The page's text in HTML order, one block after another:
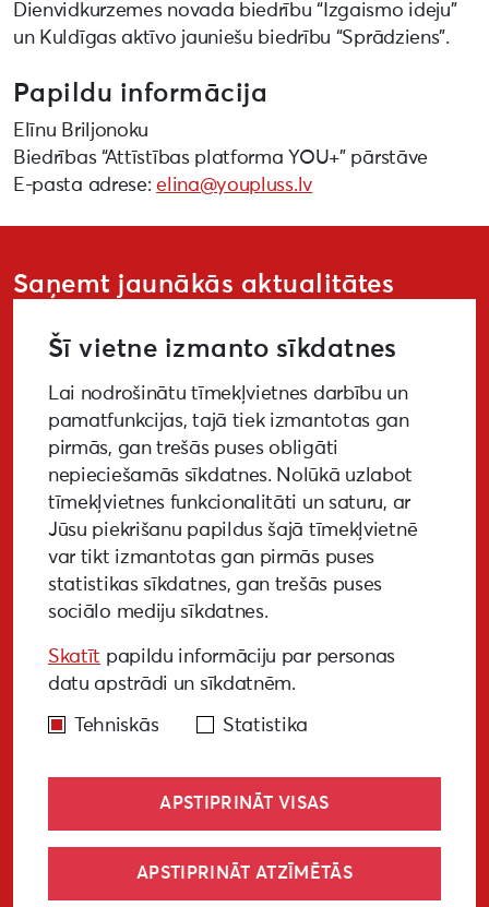
Dienvidkurzemes novada biedrību “Izgaismo ideju”
un Kuldīgas aktīvo jauniešu biedrību “Sprādziens”.
Papildu informācija
Elīnu Briljonoku
Biedrības “Attīstības platforma YOU+” pārstāve
E-pasta adrese:elina@youpluss.lv
Saņemt jaunākās aktualitātes
PIETEIKTIES
GALERIJA MEDIJIEM LKA PĒTĪJUMS
BUJ NOTIKUŠIE PASĀKUMI
PIEKĻŪSTAMĪBAS VADLĪNIJAS
© Liepāja 2027
Sīkdatņu politika
Privātuma politika
Šī vietne izmanto sīkdatnes
Lai nodrošinātu tīmekļvietnes darbību un
pamatfunkcijas, tajā tiek izmantotas gan
pirmās, gan trešās puses obligāti
nepieciešamās sīkdatnes. Nolūkā uzlabot
tīmekļvietnes funkcionalitāti un saturu, ar
Jūsu piekrišanu papildus šajā tīmekļvietnē
var tikt izmantotas gan pirmās puses
statistikas sīkdatnes, gan trešās puses
sociālo mediju sīkdatnes.
Skatīt papildu informāciju par personas
datu apstrādi un sīkdatnēm.
Tehniskās Statistika
APSTIPRINĀT VISAS
APSTIPRINĀT ATZĪMĒTĀS